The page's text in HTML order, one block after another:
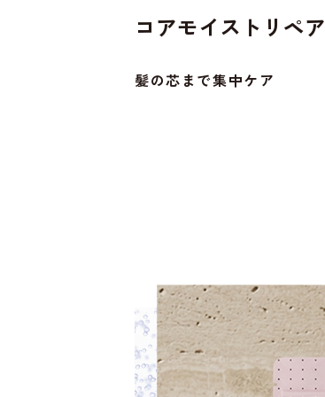
コアモイストリペ
髪の芯まで集中ケア